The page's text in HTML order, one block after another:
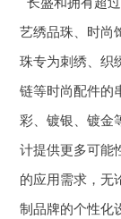
艺绣品珠、时尚
珠专为刺绣、织
链等时尚配件的
彩、镀银、镀金
计提供更多可能
的应用需求，无
制品牌的个性化